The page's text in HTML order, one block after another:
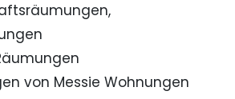
von Messie Wohnungen